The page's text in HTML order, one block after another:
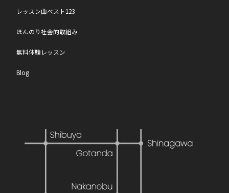
レッスン曲ベスト123
ほんのり社会的取組み
無料体験レッスン
Blog